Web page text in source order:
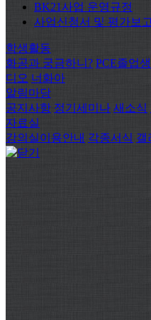
BK21사업 운영규정
사업신청서 및 평가보
학생활동
화공과 궁금하니? PCE졸업
디오 너화아
알림마당
공지사항 정기세미나 새소식
자료실
강의실이용안내 각종서식 갤